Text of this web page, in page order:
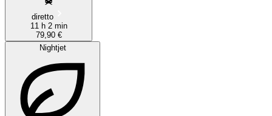
diretto
11 h 2 min
79,90 €
Nightjet